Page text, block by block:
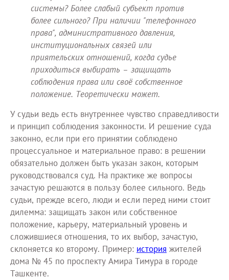
системы? Более слабый субъект против
более сильного? При наличии "телефонного
права", административного давления,
институциональных связей или
приятельских отношений, когда судье
приходиться выбирать – защищать
соблюдения права или своё собственное
положение. Теоретически может.
У судьи ведь есть внутреннее чувство справедливости
и принцип соблюдения законности. И решение суда
законно, если при его принятии соблюдено
процессуальное и материальное право: в решении
обязательно должен быть указан закон, которым
руководствовался суд. На практике же вопросы
зачастую решаются в пользу более сильного. Ведь
судьи, прежде всего, люди и если перед ними стоит
дилемма: защищать закон или собственное
положение, карьеру, материальный уровень и
сложившиеся отношения, то их выбор, зачастую,
склоняется ко второму. Пример: история жителей
дома № 45 по проспекту Амира Тимура в городе
Ташкенте.